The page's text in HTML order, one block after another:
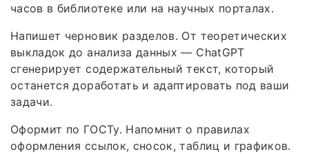
часов в библиотеке или на научных порталах.
Напишет черновик разделов. От теоретических
выкладок до анализа данных — ChatGPT
сгенерирует содержательный текст, который
останется доработать и адаптировать под ваши
задачи.
Оформит по ГОСТу. Напомнит о правилах
оформления ссылок, сносок, таблиц и графиков.